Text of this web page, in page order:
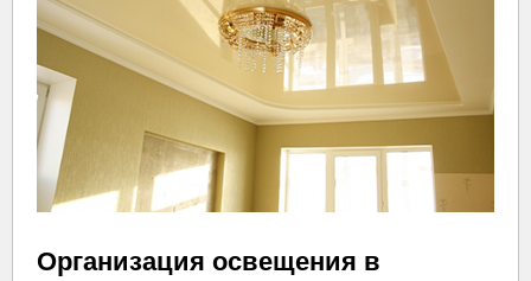
Организация освещения в